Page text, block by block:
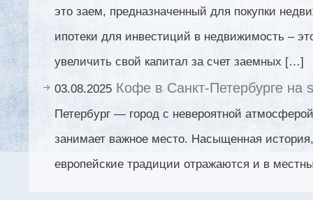
это заем, предназначенный для покупки
ипотеки для инвестиций в недвижимость –
увеличить свой капитал за счет заемных […]
03.08.2025 Кофе в Санкт-Петербурге на
Петербург — город с невероятной
занимает важное место. Насыщенная история,
европейские традиции отражаются и в